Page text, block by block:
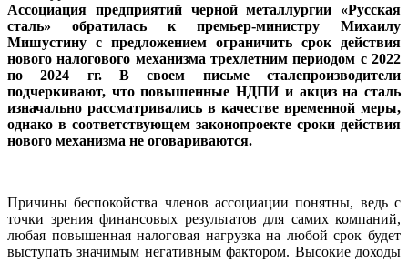
Ассоциация предприятий черной металлургии «Русская
сталь» обратилась к премьер-министру Михаилу
Мишустину с предложением ограничить срок действия
нового налогового механизма трехлетним периодом с 2022
по 2024 гг. В своем письме сталепроизводители
подчеркивают, что повышенные НДПИ и акциз на сталь
изначально рассматривались в качестве временной меры,
однако в соответствующем законопроекте сроки действия
нового механизма не оговариваются.
Причины беспокойства членов ассоциации понятны, ведь с
точки зрения финансовых результатов для самих компаний,
любая повышенная налоговая нагрузка на любой срок будет
выступать значимым негативным фактором. Высокие доходы